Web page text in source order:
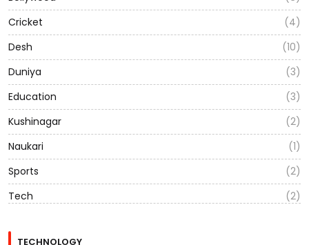
Cricket
(4)
Desh
(10)
Duniya
(3)
Education
(3)
Kushinagar
(2)
Naukari
(1)
Sports
(2)
Tech
(2)
TECHNOLOGY